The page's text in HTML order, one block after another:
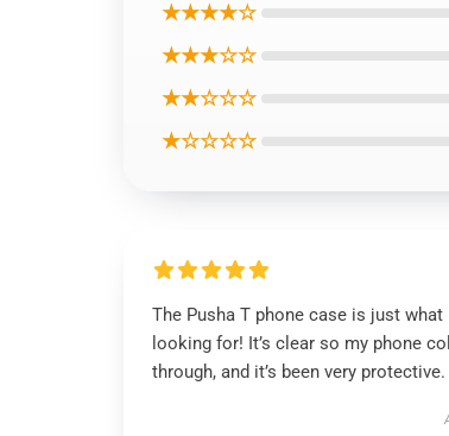
★★★★☆
★★★☆☆
★★☆☆☆
★☆☆☆☆
The Pusha T phone case is just what
looking for! It’s clear so my phone
through, and it’s been very protective.